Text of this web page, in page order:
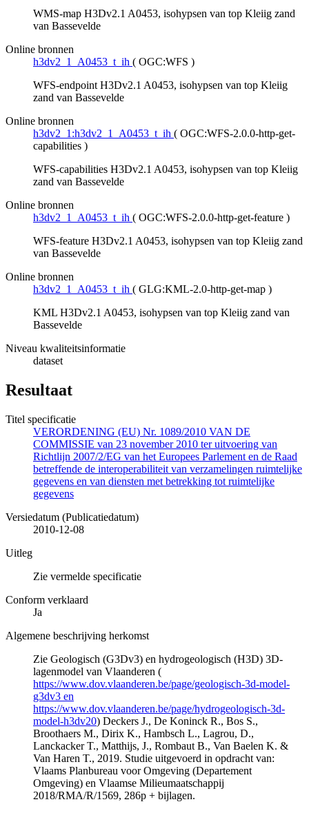
WMS-map H3Dv2.1 A0453, isohypsen van top Kleiig zand
van Bassevelde
Online bronnen
h3dv2_1_A0453_t_ih ( OGC:WFS )
WFS-endpoint H3Dv2.1 A0453, isohypsen van top Kleiig
zand van Bassevelde
Online bronnen
h3dv2_1:h3dv2_1_A0453_t_ih ( OGC:WFS-2.0.0-http-get-
capabilities )
WFS-capabilities H3Dv2.1 A0453, isohypsen van top Kleiig
zand van Bassevelde
Online bronnen
h3dv2_1_A0453_t_ih ( OGC:WFS-2.0.0-http-get-feature )
WFS-feature H3Dv2.1 A0453, isohypsen van top Kleiig zand
van Bassevelde
Online bronnen
h3dv2_1_A0453_t_ih ( GLG:KML-2.0-http-get-map )
KML H3Dv2.1 A0453, isohypsen van top Kleiig zand van
Bassevelde
Niveau kwaliteitsinformatie
dataset
Resultaat
Titel specificatie
VERORDENING (EU) Nr. 1089/2010 VAN DE
COMMISSIE van 23 november 2010 ter uitvoering van
Richtlijn 2007/2/EG van het Europees Parlement en de Raad
betreffende de interoperabiliteit van verzamelingen ruimtelijke
gegevens en van diensten met betrekking tot ruimtelijke
gegevens
Versiedatum (Publicatiedatum)
2010-12-08
Uitleg
Zie vermelde specificatie
Conform verklaard
Ja
Algemene beschrijving herkomst
Zie Geologisch (G3Dv3) en hydrogeologisch (H3D) 3D-
lagenmodel van Vlaanderen (
https://www.dov.vlaanderen.be/page/geologisch-3d-model-
g3dv3 en
https://www.dov.vlaanderen.be/page/hydrogeologisch-3d-
model-h3dv20) Deckers J., De Koninck R., Bos S.,
Broothaers M., Dirix K., Hambsch L., Lagrou, D.,
Lanckacker T., Matthijs, J., Rombaut B., Van Baelen K. &
Van Haren T., 2019. Studie uitgevoerd in opdracht van:
Vlaams Planbureau voor Omgeving (Departement
Omgeving) en Vlaamse Milieumaatschappij
2018/RMA/R/1569, 286p + bijlagen.